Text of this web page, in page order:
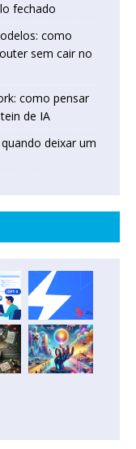
fechado
como
sem cair no
como pensar
de IA
deixar um